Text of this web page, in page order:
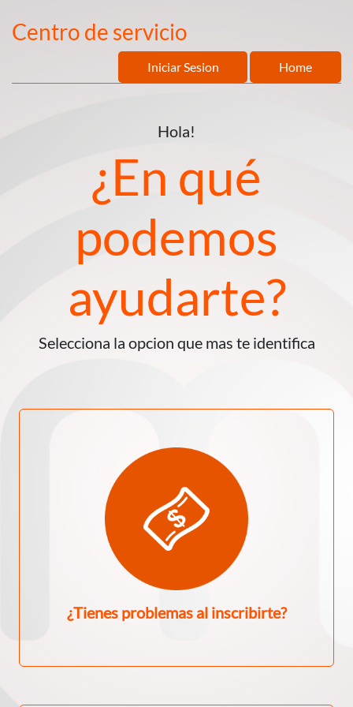
Centro de servicio
Iniciar Sesion Home
Hola!
¿En qué
podemos
ayudarte?
Selecciona la opcion que mas te identifica
¿Tienes problemas al inscribirte?